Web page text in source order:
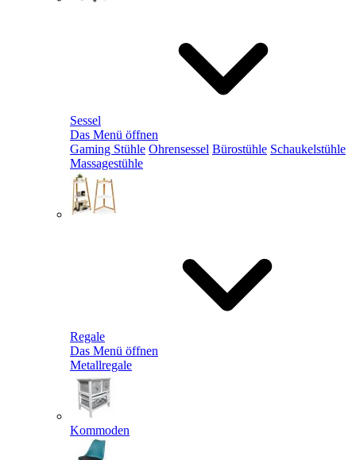
Sessel
Das Menü öffnen
Gaming Stühle Ohrensessel Bürostühle Schaukelstühle
Massagestühle
Regale
Das Menü öffnen
Metallregale
Kommoden